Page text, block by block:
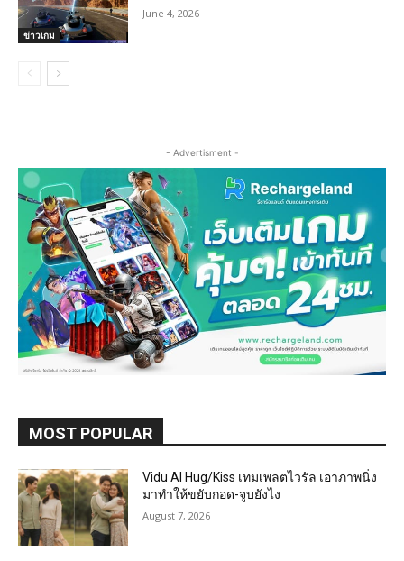
ข่าวเกม
June 4, 2026
- Advertisment -
MOST POPULAR
Vidu AI Hug/Kiss เทมเพลตไวรัล เอาภาพนิ่ง
มาทำให้ขยับกอด-จูบยังไง
August 7, 2026